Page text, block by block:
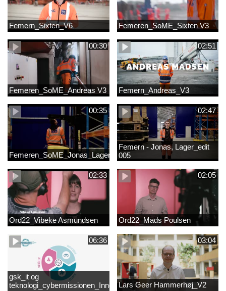
Femern_Sixten_V6 Femeren_SoME_Sixten V3
00:30
Femeren_SoME_Andreas V3
02:51
Femern_Andreas_V3
00:35
Femeren_SoME_Jonas_Lager
02:47
Femern - Jonas, Lager_edit
005
02:33
Ord22_Vibeke Asmundsen
02:05
Ord22_Mads Poulsen
06:36
gsk_it og
teknologi_cybermissionen_Innovationscirklen
03:04
Lars Geer Hammerhøj_V2